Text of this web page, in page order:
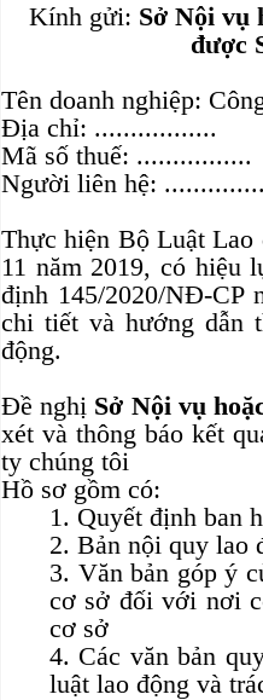
Kính gửi: Sở Nội vụ
được
Tên doanh nghiệp:
Địa chỉ: .................
Mã số thuế: ................
Người liên hệ:
Thực hiện Bộ Luật Lao
11 năm 2019, có hiệu
định 145/2020/NĐ-CP
chi tiết và hướng dẫn
động.
Đề nghị Sở Nội vụ
xét và thông báo kết
ty chúng tôi
Hồ sơ gồm có:
1. Quyết định ban
2. Bản nội quy lao
3. Văn bản góp ý
cơ sở đối với nơi
cơ sở
4. Các văn bản
luật lao động và